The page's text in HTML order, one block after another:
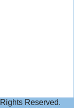
Reserved.